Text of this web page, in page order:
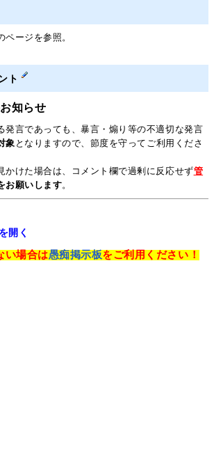
ページを参照。
ト
知らせ
発言であっても、暴言・煽り等の不適切な発言
象 となりますので、節度を守ってご利用くださ
かけた場合は、コメント欄で過剰に反応せず管
お願いします。
開く
い場合は愚痴掲示板をご利用ください！